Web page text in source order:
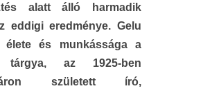
alatt álló harmadik
eddigi eredménye. Gelu
élete és munkássága a
tárgya, az 1925-ben
született író,